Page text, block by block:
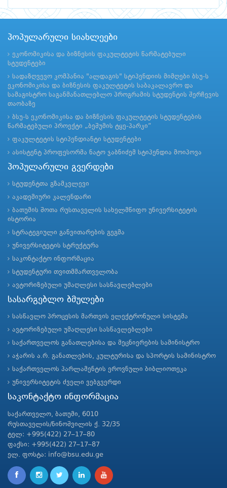
პოპულარული სიახლეები
ეკონომიკისა და ბიზნესის ფაკულტეტის წარმატებული
სტუდენტები
სადაზღვევო კომპანია "ალდაგის" სტიპენდიის მიმღები ბსუ-ს
ეკონომიკისა და ბიზნესის ფაკულტეტის საბაკალავრო და
სამაგისტრო საგანმანათლებლო პროგრამის სტუდენტის შერჩევის
თაობაზე
ბსუ-ს ეკონომიკისა და ბიზნესის ფაკულტეტის სტუდენტების
წარმატებული პროექტი „ბეშუმის ტყე-პარკი“
ფაკულტეტის სტიპენდიანტი სტუდენტები
ასისტენტ პროფესორმა ნატო ჯაბნიძემ სტიპენდია მოიპოვა
პოპულარული გვერდები
სტუდენტთა გზამკვლევი
აკადემიური კალენდარი
ბათუმის შოთა რუსთაველის სახელმწიფო უნივერსიტეტის
ისტორია
სტრატეგიული განვითარების გეგმა
უნივერსიტეტის სტრუქტურა
საკონტაქტო ინფორმაცია
სტუდენტური თვითმმართველობა
ავტორიზებული უმაღლესი სასწავლებლები
სასარგებლო ბმულები
სასწავლო პროცესის მართვის ელექტრონული სისტემა
ავტორიზებული უმაღლესი სასწავლებლები
საქართველოს განათლებისა და მეცნიერების სამინისტრო
აჭარის ა.რ. განათლების, კულტურისა და სპორტის სამინისტრო
საქართველოს პარლამენტის ეროვნული ბიბლიოთეკა
უნივერსიტეტის ძველი ვებგვერდი
საკონტაქტო ინფორმაცია
საქართველო, ბათუმი, 6010
რუსთაველის/ნინოშვილის ქ. 32/35
ტელ: +995(422) 27–17–80
ფაქსი: +995(422) 27–17–87
ელ. ფოსტა: info@bsu.edu.ge